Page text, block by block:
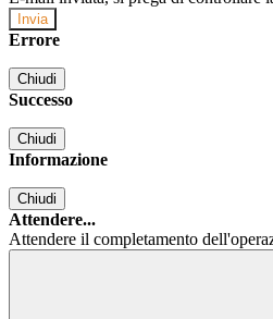
Errore
Chiudi
Successo
Chiudi
Informazione
Chiudi
Attendere...
Attendere il completamento